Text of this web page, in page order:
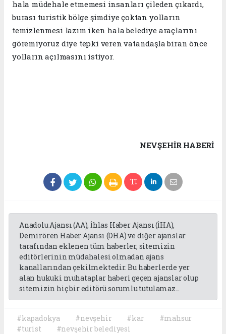
hala müdehale etmemesi insanları çileden çıkardı,
burası turistik bölge şimdiye çoktan yolların
temizlenmesi lazım iken hala belediye araçlarını
göremiyoruz diye tepki veren vatandaşla biran önce
yolların açılmasını istiyor.
NEVŞEHIR HABERİ
Anadolu Ajansı (AA), İhlas Haber Ajansı (İHA),
Demirören Haber Ajansı (DHA) ve diğer ajanslar
tarafından eklenen tüm haberler, sitemizin
editörlerinin müdahalesi olmadan ajans
kanallarından çekilmektedir. Bu haberlerde yer
alan hukuki muhataplar haberi geçen ajanslar olup
sitemizin hiç bir editörü sorumlu tutulamaz...
#kapadokya #nevşehir #kar
#mahsur
#turist
#nevşehir belediyesi